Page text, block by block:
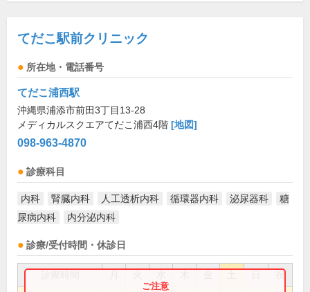
てだこ駅前クリニック
所在地・電話番号
てだこ浦西駅
沖縄県浦添市前田3丁目13-28
メディカルスクエアてだこ浦西4階 [地図]
098-963-4870
診療科目
内科 腎臓内科 人工透析内科 循環器内科 泌尿器科
糖
尿病内科
内分泌内科
診療/受付時間・休診日
祝